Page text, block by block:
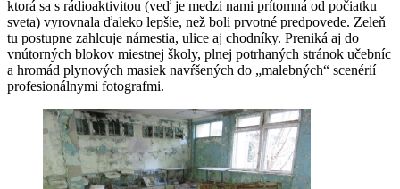
ktorá sa s rádioaktivitou (veď je medzi nami prítomná od počiatku
sveta) vyrovnala ďaleko lepšie, než boli prvotné predpovede. Zeleň
tu postupne zahlcuje námestia, ulice aj chodníky. Preniká aj do
vnútorných blokov miestnej školy, plnej potrhaných stránok učebníc
a hromád plynových masiek navŕšených do „malebných“ scenérií
profesionálnymi fotografmi.